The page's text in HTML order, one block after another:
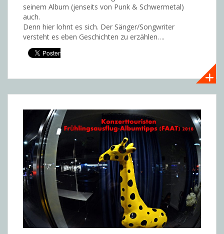
seinem Album (jenseits von Punk & Schwermetal)
auch.
Denn hier lohnt es sich. Der Sänger/Songwriter
versteht es eben Geschichten zu erzählen….